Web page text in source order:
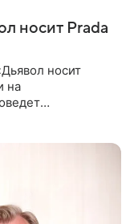
носит Prada
носит
на